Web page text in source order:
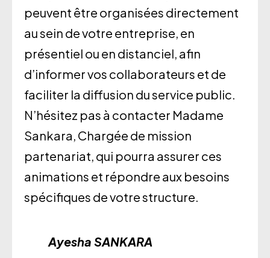
peuvent être organisées directement
au sein de votre entreprise, en
présentiel ou en distanciel, afin
d’informer vos collaborateurs et de
faciliter la diffusion du service public.
N’hésitez pas à contacter Madame
Sankara, Chargée de mission
partenariat, qui pourra assurer ces
animations et répondre aux besoins
spécifiques de votre structure.
Ayesha SANKARA